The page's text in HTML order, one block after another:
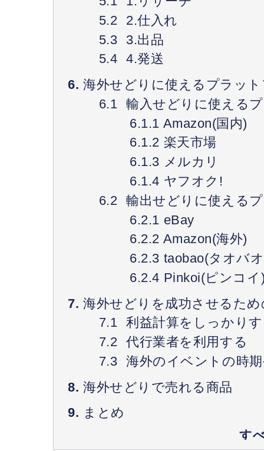
2.仕入れ
3.出品
4.発送
海外せどりに使えるプラッ
輸入せどりに使える
Amazon(国内)
楽天市場
メルカリ
ヤフオク!
輸出せどりに使える
eBay
Amazon(海外)
taobao(タオバ
Pinkoi(ピンコイ
海外せどりを成功させるた
利益計算をしっかり
代行業者を利用する
海外のイベントの時
海外せどりで売れる商品
まとめ